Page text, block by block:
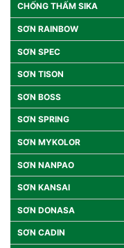
CHỐNG THẤM SIKA
SƠN RAINBOW
SƠN SPEC
SƠN TISON
SƠN BOSS
SƠN SPRING
SƠN MYKOLOR
SƠN NANPAO
SƠN KANSAI
SƠN DONASA
SƠN CADIN